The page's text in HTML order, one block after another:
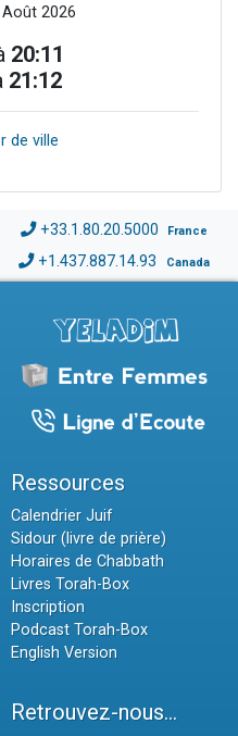
2026
20:11
21:12
de ville
+33.1.80.20.5000 France
+1.437.887.14.93 Canada
Ressources
Calendrier Juif
Sidour (livre de prière)
Horaires de Chabbath
Livres Torah-Box
Inscription
Podcast Torah-Box
English Version
Retrouvez-nous...